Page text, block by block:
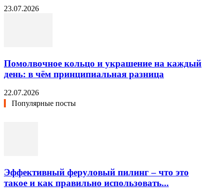
23.07.2026
Помолвочное кольцо и украшение на каждый
день: в чём принципиальная разница
22.07.2026
Популярные посты
Эффективный феруловый пилинг – что это
такое и как правильно использовать...